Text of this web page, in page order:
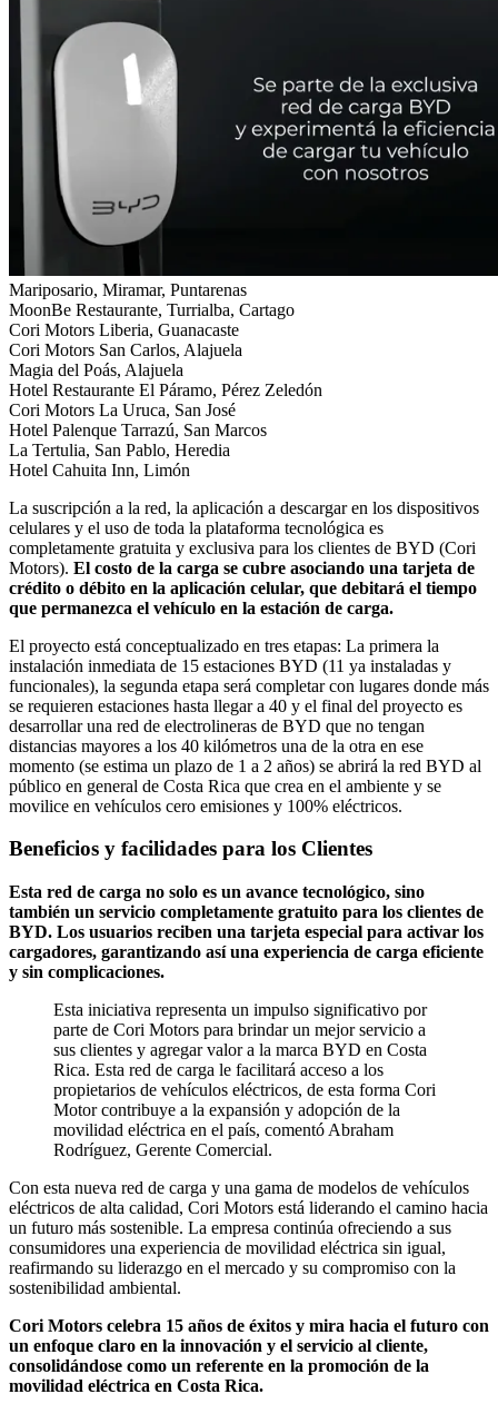
Mariposario, Miramar, Puntarenas
MoonBe Restaurante, Turrialba, Cartago
Cori Motors Liberia, Guanacaste
Cori Motors San Carlos, Alajuela
Magia del Poás, Alajuela
Hotel Restaurante El Páramo, Pérez Zeledón
Cori Motors La Uruca, San José
Hotel Palenque Tarrazú, San Marcos
La Tertulia, San Pablo, Heredia
Hotel Cahuita Inn, Limón
La suscripción a la red, la aplicación a descargar en los dispositivos
celulares y el uso de toda la plataforma tecnológica es
completamente gratuita y exclusiva para los clientes de BYD (Cori
Motors). El costo de la carga se cubre asociando una tarjeta de
crédito o débito en la aplicación celular, que debitará el tiempo
que permanezca el vehículo en la estación de carga.
El proyecto está conceptualizado en tres etapas: La primera la
instalación inmediata de 15 estaciones BYD (11 ya instaladas y
funcionales), la segunda etapa será completar con lugares donde más
se requieren estaciones hasta llegar a 40 y el final del proyecto es
desarrollar una red de electrolineras de BYD que no tengan
distancias mayores a los 40 kilómetros una de la otra en ese
momento (se estima un plazo de 1 a 2 años) se abrirá la red BYD al
público en general de Costa Rica que crea en el ambiente y se
movilice en vehículos cero emisiones y 100% eléctricos.
Beneficios y facilidades para los Clientes
Esta red de carga no solo es un avance tecnológico, sino
también un servicio completamente gratuito para los clientes de
BYD. Los usuarios reciben una tarjeta especial para activar los
cargadores, garantizando así una experiencia de carga eficiente
y sin complicaciones.
Esta iniciativa representa un impulso significativo por
parte de Cori Motors para brindar un mejor servicio a
sus clientes y agregar valor a la marca BYD en Costa
Rica. Esta red de carga le facilitará acceso a los
propietarios de vehículos eléctricos, de esta forma Cori
Motor contribuye a la expansión y adopción de la
movilidad eléctrica en el país, comentó Abraham
Rodríguez, Gerente Comercial.
Con esta nueva red de carga y una gama de modelos de vehículos
eléctricos de alta calidad, Cori Motors está liderando el camino hacia
un futuro más sostenible. La empresa continúa ofreciendo a sus
consumidores una experiencia de movilidad eléctrica sin igual,
reafirmando su liderazgo en el mercado y su compromiso con la
sostenibilidad ambiental.
Cori Motors celebra 15 años de éxitos y mira hacia el futuro con
un enfoque claro en la innovación y el servicio al cliente,
consolidándose como un referente en la promoción de la
movilidad eléctrica en Costa Rica.